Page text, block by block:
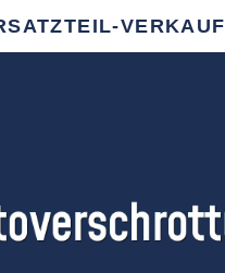
VERKAUF